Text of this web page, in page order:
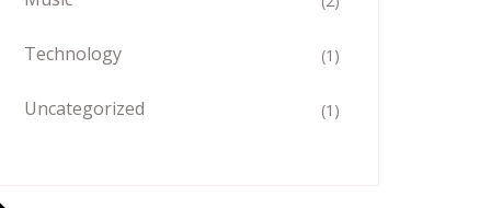
Technology (1)
Uncategorized (1)